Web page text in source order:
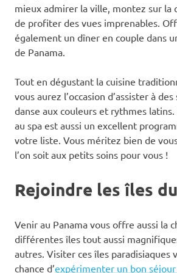
mieux admirer la ville, montez sur la
de profiter des vues imprenables.
également un dîner en couple dans
de Panama.
Tout en dégustant la cuisine
vous aurez l’occasion d’assister à
danse aux couleurs et rythmes
au spa est aussi un excellent
votre liste. Vous méritez bien de
l’on soit aux petits soins pour vous !
Rejoindre les îles
Venir au Panama vous offre aussi la
différentes îles tout aussi
autres. Visiter ces îles paradisiaques
chance d’expérimenter un bon